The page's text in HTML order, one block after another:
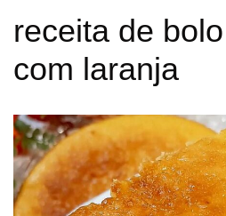
receita de
com laranja